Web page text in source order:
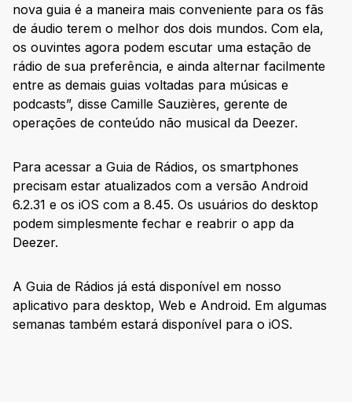
nova guia é a maneira mais conveniente para os fãs
de áudio terem o melhor dos dois mundos. Com ela,
os ouvintes agora podem escutar uma estação de
rádio de sua preferência, e ainda alternar facilmente
entre as demais guias voltadas para músicas e
podcasts”, disse Camille Sauzières, gerente de
operações de conteúdo não musical da Deezer.
Para acessar a Guia de Rádios, os smartphones
precisam estar atualizados com a versão Android
6.2.31 e os iOS com a 8.45. Os usuários do desktop
podem simplesmente fechar e reabrir o app da
Deezer.
A Guia de Rádios já está disponível em nosso
aplicativo para desktop, Web e Android. Em algumas
semanas também estará disponível para o iOS.